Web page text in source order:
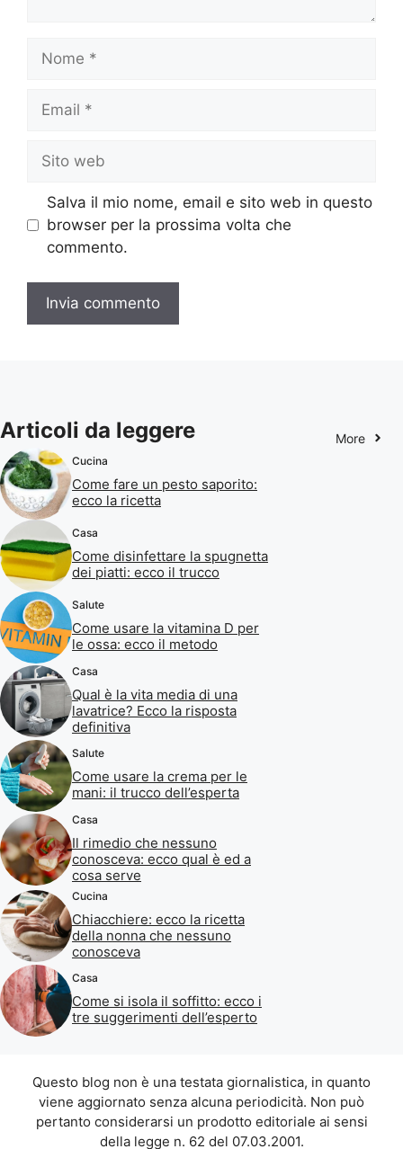
Nome
Email
Sito
web
Salva il mio nome, email e sito web in questo
browser per la prossima volta che
commento.
Articoli da leggere More
Cucina
Come fare un pesto saporito:
ecco la ricetta
Casa
Come disinfettare la spugnetta
dei piatti: ecco il trucco
Salute
Come usare la vitamina D per
le ossa: ecco il metodo
Casa
Qual è la vita media di una
lavatrice? Ecco la risposta
definitiva
Salute
Come usare la crema per le
mani: il trucco dell’esperta
Casa
Il rimedio che nessuno
conosceva: ecco qual è ed a
cosa serve
Cucina
Chiacchiere: ecco la ricetta
della nonna che nessuno
conosceva
Casa
Come si isola il soffitto: ecco i
tre suggerimenti dell’esperto
Questo blog non è una testata giornalistica, in quanto
viene aggiornato senza alcuna periodicità. Non può
pertanto considerarsi un prodotto editoriale ai sensi
della legge n. 62 del 07.03.2001.